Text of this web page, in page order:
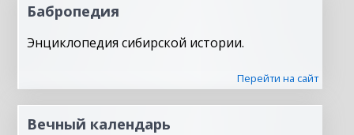
Бабропедия
Энциклопедия сибирской истории.
Перейти на сайт
Вечный календарь